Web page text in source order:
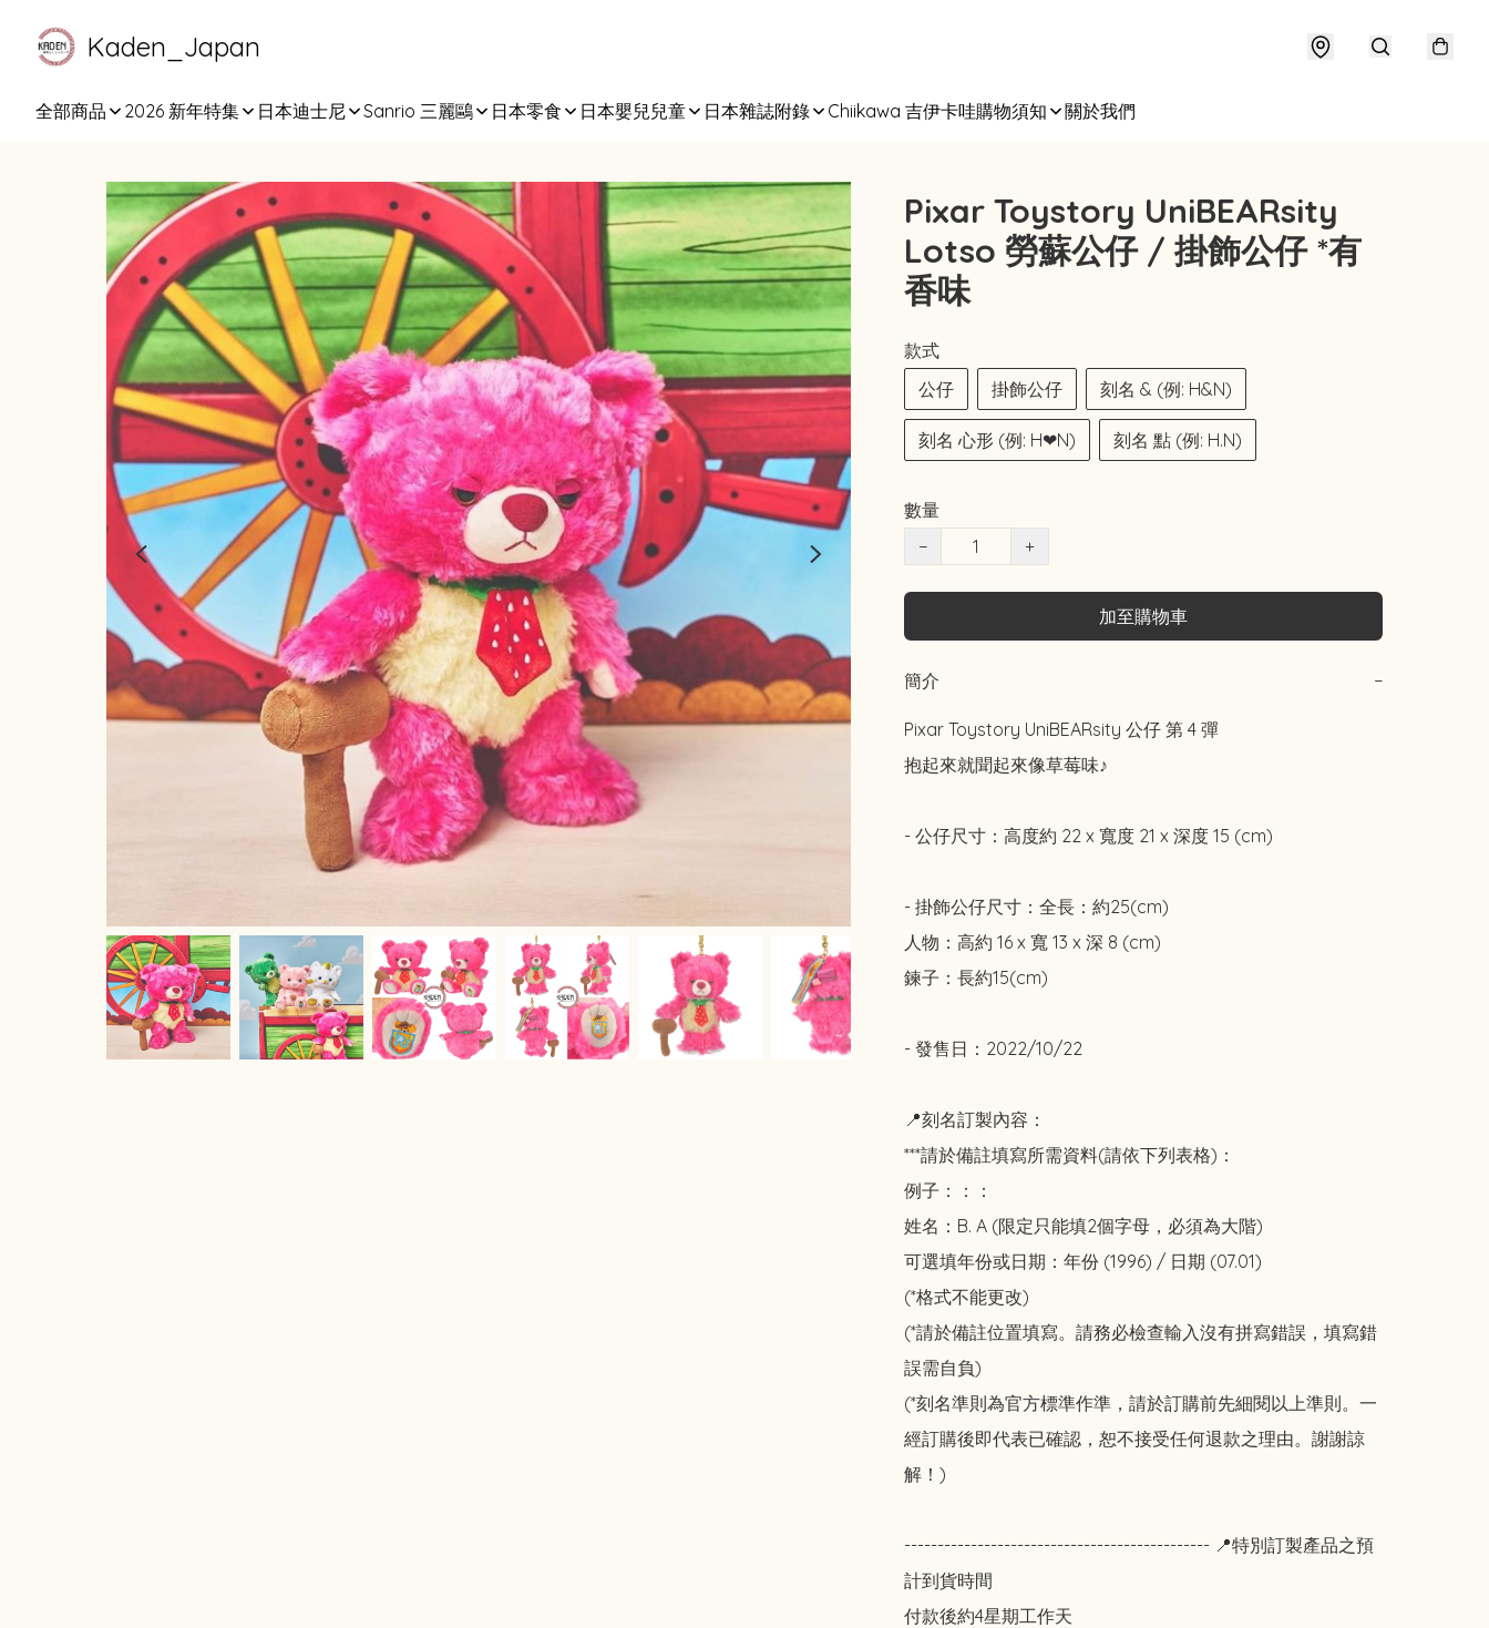
Kaden_Japan
全部商品 2026 新年特集 日本迪士尼 Sanrio 三麗鷗 日本零食 日本嬰兒兒童 日本雜誌附錄 Chiikawa 吉伊卡哇購物須知 關於我們
Pixar Toystory UniBEARsity
Lotso 勞蘇公仔 / 掛飾公仔 *有
香味
款式
公仔
掛飾公仔 刻名 & (例: H&N)
刻名 心形 (例: H❤︎N) 刻名 點 (例: H.N)
數量
−
+
加至購物車
簡介 −
Pixar Toystory UniBEARsity 公仔 第 4 彈
抱起來就聞起來像草莓味♪
- 公仔尺寸：高度約 22 x 寬度 21 x 深度 15 (cm)
- 掛飾公仔尺寸：全長：約25(cm)
人物：高約 16 x 寬 13 x 深 8 (cm)
鍊子：長約15(cm)
- 發售日：2022/10/22
📍刻名訂製內容：
***請於備註填寫所需資料(請依下列表格)：
例子：：：
姓名：B. A (限定只能填2個字母，必須為大階)
可選填年份或日期：年份 (1996) / 日期 (07.01)
(*格式不能更改)
(*請於備註位置填寫。請務必檢查輸入沒有拼寫錯誤，填寫錯
誤需自負)
(*刻名準則為官方標準作準，請於訂購前先細閱以上準則。一
經訂購後即代表已確認，恕不接受任何退款之理由。謝謝諒
解！)
---------------------------------------------- 📍特別訂製產品之預
計到貨時間
付款後約4星期工作天